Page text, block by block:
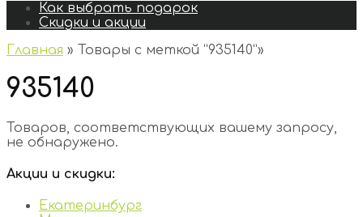
Как выбрать подарок
Скидки и акции
Главная » Товары с меткой “935140”»
935140
Товаров, соответствующих вашему запросу,
не обнаружено.
Акции и скидки:
Екатеринбург